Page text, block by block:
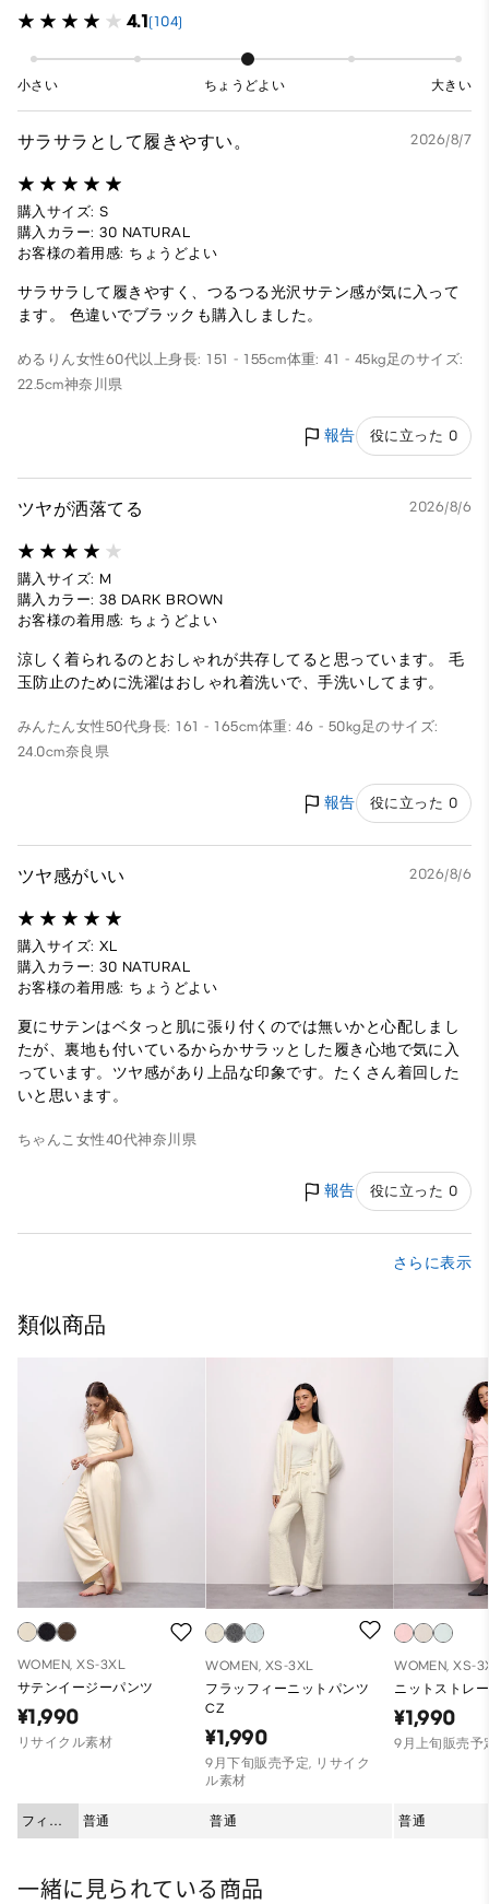
4.1(104)
小さい ちょうどよい 大きい
サラサラとして履きやすい。 2026/8/7
購入サイズ: S
購入カラー: 30 NATURAL
お客様の着用感: ちょうどよい
サラサラして履きやすく、つるつる光沢サテン感が気に入って
ます。 色違いでブラックも購入しました。
めるりん女性60代以上身長: 151 - 155cm体重: 41 - 45kg 足のサイズ:
22.5cm神奈川県
報告 役に立った 0
ツヤが洒落てる 2026/8/6
購入サイズ: M
購入カラー: 38 DARK BROWN
お客様の着用感: ちょうどよい
涼しく着られるのとおしゃれが共存してると思っています。 毛
玉防止のために洗濯はおしゃれ着洗いで、手洗いしてます。
みんたん女性50代身長: 161 - 165cm体重: 46 - 50kg 足のサイズ:
24.0cm奈良県
報告 役に立った 0
ツヤ感がいい 2026/8/6
購入サイズ: XL
購入カラー: 30 NATURAL
お客様の着用感: ちょうどよい
夏にサテンはベタっと肌に張り付くのでは無いかと心配しまし
たが、裏地も付いているからかサラッとした履き心地で気に入
っています。ツヤ感があり上品な印象です。たくさん着回した
いと思います。
ちゃんこ 女性40代神奈川県
報告 役に立った 0
さらに表示
類似商品
WOMEN, XS-3XL
サテンイージーパンツ
¥1,990
リサイクル素材
フィッ
ト
普通
WOMEN, XS-3XL
フラッフィーニットパンツ
CZ
¥1,990
9月下旬販売予定, リサイク
ル素材
普通
WOMEN, XS-
ニットストレ
¥1,990
9月上旬販売予
普通
一緒に見られている商品